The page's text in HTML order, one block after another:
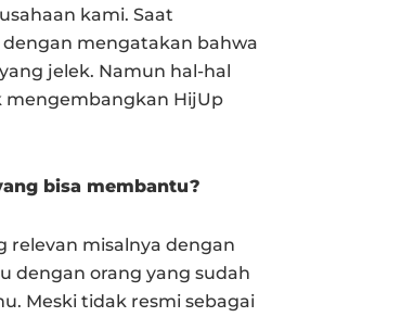
kami. Saat
mengatakan bahwa
jelek. Namun hal-hal
mengembangkan HijUp
bisa membantu?
relevan misalnya dengan
dengan orang yang sudah
Meski tidak resmi sebagai